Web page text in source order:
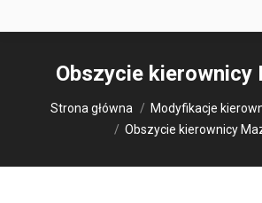
Obszycie kierownicy
Jesteś tutaj:
Strona główna Modyfikacje
Obszycie kierownicy